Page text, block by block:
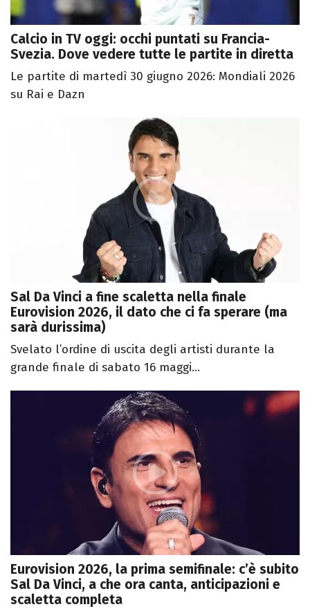
Calcio in TV oggi: occhi puntati su Francia-
Svezia. Dove vedere tutte le partite in diretta
Le partite di martedì 30 giugno 2026: Mondiali 2026
su Rai e Dazn
Sal Da Vinci a fine scaletta nella finale
Eurovision 2026, il dato che ci fa sperare (ma
sarà durissima)
Svelato l’ordine di uscita degli artisti durante la
grande finale di sabato 16 maggi...
Eurovision 2026, la prima semifinale: c’è subito
Sal Da Vinci, a che ora canta, anticipazioni e
scaletta completa